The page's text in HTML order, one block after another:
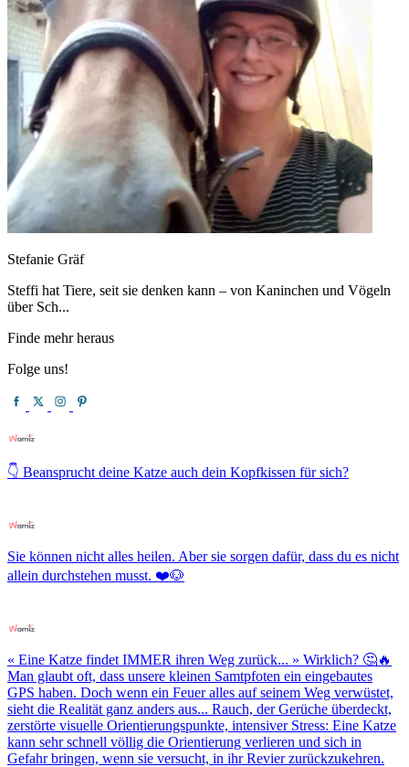
Stefanie Gräf
Steffi hat Tiere, seit sie denken kann – von Kaninchen und Vögeln
über Sch...
Finde mehr heraus
Folge uns!
👇 Beansprucht deine Katze auch dein Kopfkissen für sich?
Sie können nicht alles heilen. Aber sie sorgen dafür, dass du es nicht
allein durchstehen musst. ❤️🐶
« Eine Katze findet IMMER ihren Weg zurück... » Wirklich? 🤔🔥
Man glaubt oft, dass unsere kleinen Samtpfoten ein eingebautes
GPS haben. Doch wenn ein Feuer alles auf seinem Weg verwüstet,
sieht die Realität ganz anders aus... Rauch, der Gerüche überdeckt,
zerstörte visuelle Orientierungspunkte, intensiver Stress: Eine Katze
kann sehr schnell völlig die Orientierung verlieren und sich in
Gefahr bringen, wenn sie versucht, in ihr Revier zurückzukehren.